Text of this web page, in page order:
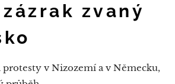
zvaný
v Nizozemí a v Německu,